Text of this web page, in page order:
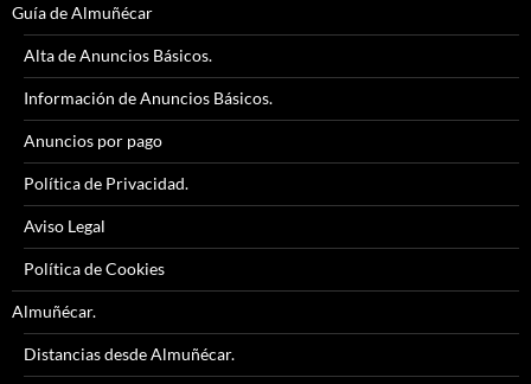
Guía de Almuñécar
Alta de Anuncios Básicos.
Información de Anuncios Básicos.
Anuncios por pago
Política de Privacidad.
Aviso Legal
Política de Cookies
Almuñécar.
Distancias desde Almuñécar.